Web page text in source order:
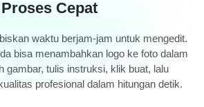
Proses Cepat
waktu berjam-jam untuk mengedit.
bisa menambahkan logo ke foto dalam
gambar, tulis instruksi, klik buat, lalu
profesional dalam hitungan detik.